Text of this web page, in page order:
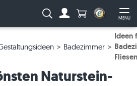
MENU
Suche: Anzahl
Badezimmer
Ideen
Fliesen
Naturstein-